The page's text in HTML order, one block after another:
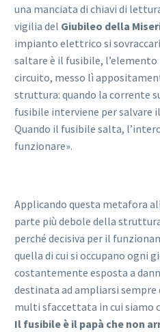
una manciata di chiavi di
vigilia del Giubileo della
impianto elettrico si
saltare è il fusibile,
circuito, messo lì
struttura: quando la corrente
fusibile interviene per salvare
Quando il fusibile salta,
funzionare».
Applicando questa metafora
parte più debole della
perché decisiva per il
quella di cui si occupano ogni
costantemente esposta a
destinata ad ampliarsi sempre
multi sfaccettata in cui siamo
Il fusibile è il papà che non